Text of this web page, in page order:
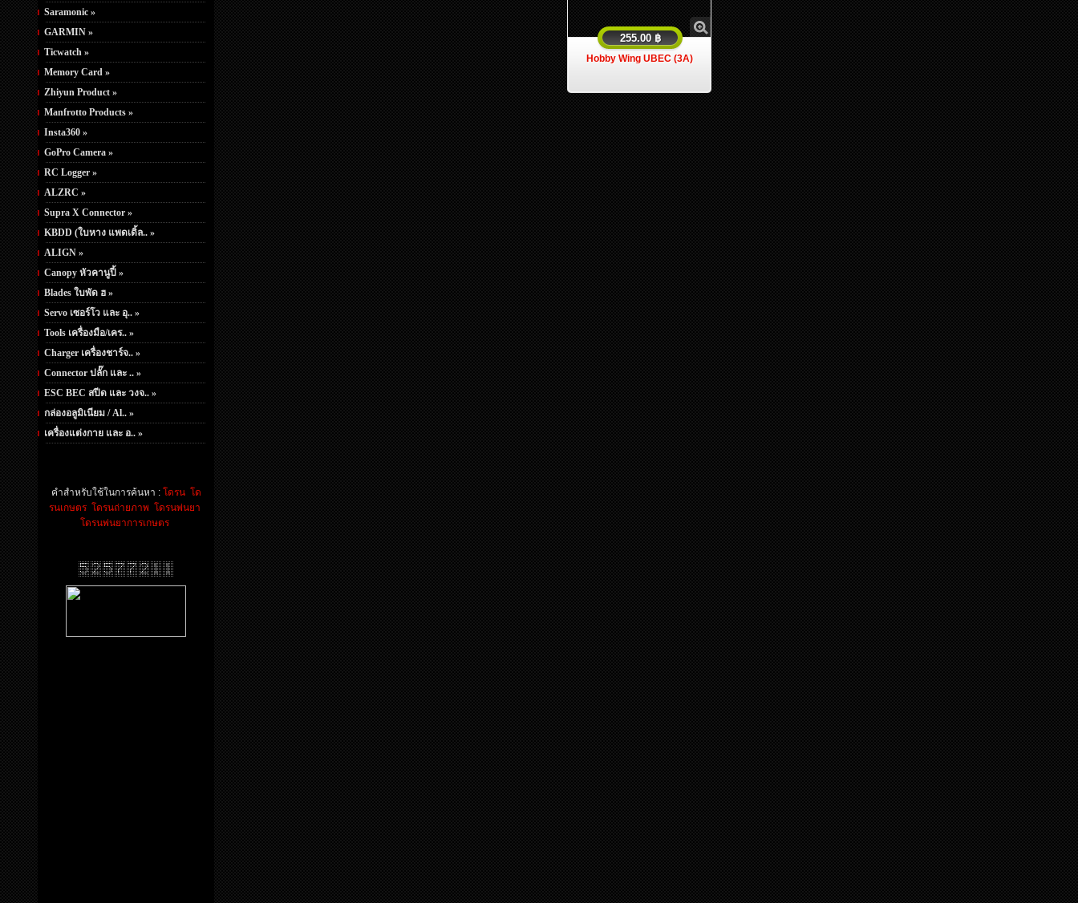
Saramonic »
GARMIN »
Ticwatch »
Memory Card »
Zhiyun Product »
Manfrotto Products »
Insta360 »
GoPro Camera »
RC Logger »
ALZRC »
Supra X Connector »
KBDD (ใบหาง แพดเดิ้ล.. »
ALIGN »
Canopy หัวคานูปี้ »
Blades ใบพัด ฮ »
Servo เซอร์โว และ อุ.. »
Tools เครื่องมือ/เคร.. »
Charger เครื่องชาร์จ.. »
Connector ปลั๊ก และ .. »
ESC BEC สปีด และ วงจ.. »
กล่องอลูมิเนียม / Al.. »
เครื่องแต่งกาย และ อ.. »
คำสำหรับใช้ในการค้นหา : โดรน โด
รนเกษตร โดรนถ่ายภาพ โดรนพ่นยา
โดรนพ่นยาการเกษตร
255.00 ฿
Hobby Wing UBEC (3A)